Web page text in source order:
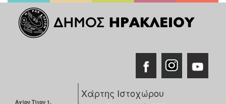
Αγίου Τίτου 1,
Χάρτης Ιστοχώρου